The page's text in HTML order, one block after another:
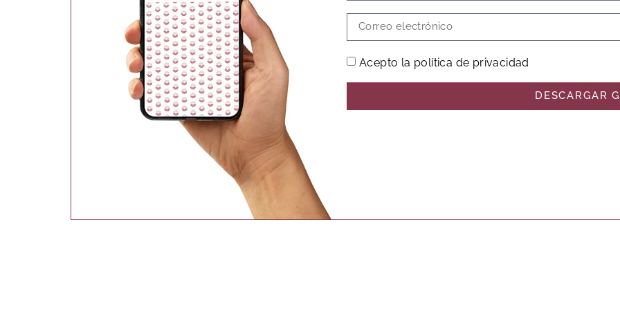
Acepto la política de privacidad
DESCARGAR